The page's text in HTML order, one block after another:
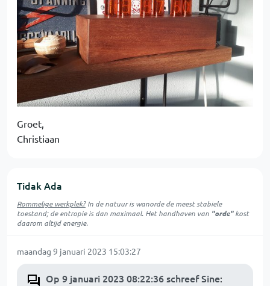
Groet,
Christiaan
Tidak Ada
Rommelige werkplek?In de natuur iswanordede meest stabiele
toestand; de entropie is dan maximaal. Het handhaven van "orde"kost
daarom altijd energie.
maandag 9 januari 2023 15:03:27
Op 9 januari 2023 08:22:36 schreef Sine: